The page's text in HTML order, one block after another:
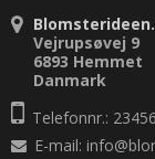
Vejrupsøvej 9
6893 Hemmet
Danmark
Telefonnr.:
E-mail: